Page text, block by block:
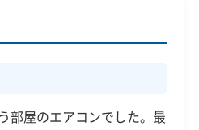
部屋のエアコンでした。最